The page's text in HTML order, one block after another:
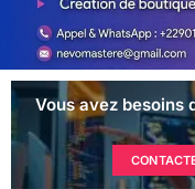
Vous avez besoins